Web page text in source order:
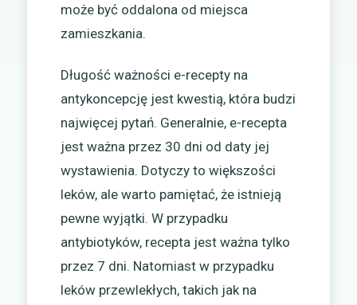
może być oddalona od miejsca
zamieszkania.
Długość ważności e-recepty na
antykoncepcję jest kwestią, która budzi
najwięcej pytań. Generalnie, e-recepta
jest ważna przez 30 dni od daty jej
wystawienia. Dotyczy to większości
leków, ale warto pamiętać, że istnieją
pewne wyjątki. W przypadku
antybiotyków, recepta jest ważna tylko
przez 7 dni. Natomiast w przypadku
leków przewlekłych, takich jak na